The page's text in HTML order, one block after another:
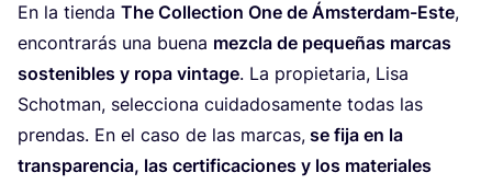
En la tien­da The Collec­tion One de Áms­ter­dam-Este,
encon­tra­rás una bue­na mez­cla de peque­ñas mar­cas
sos­te­ni­bles y ropa vin­ta­ge. La pro­pie­ta­ria, Lisa
Schot­man, selec­cio­na cui­da­do­sa­men­te todas las
pren­das. En el caso de las mar­cas, se fija en la
trans­pa­ren­cia, las cer­ti­fi­ca­cio­nes y los mate­ria­les